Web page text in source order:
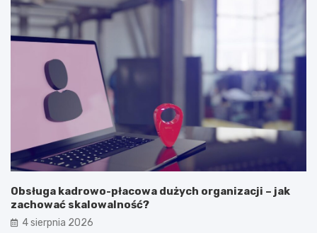
Obsługa kadrowo-płacowa dużych organizacji – jak
zachować skalowalność?
4 sierpnia 2026